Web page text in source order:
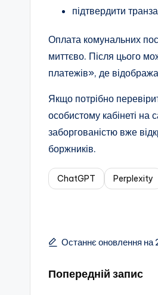
підтвердити
Оплата комунальних
миттєво. Після цього
платежів», де
Якщо потрібно
особистому кабінеті на
заборгованістю вже
боржників.
ChatGPT Perplexity
Останнє оновлення
Навігація
Попередній запис